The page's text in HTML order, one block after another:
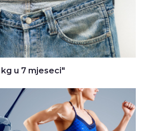
u 7 mjeseci"